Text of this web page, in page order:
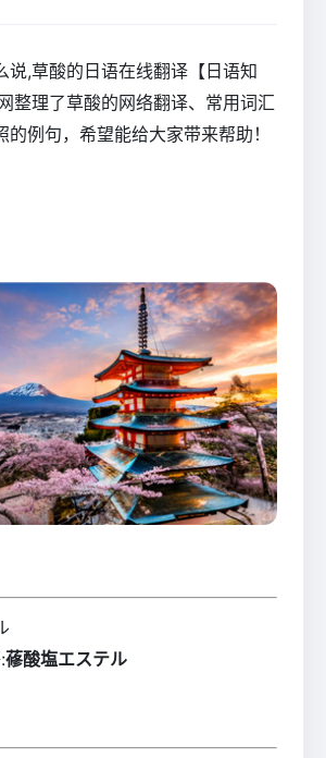
说,草酸的日语在线翻译【日语知
整理了草酸的网络翻译、常用词汇
的例句，希望能给大家带来帮助！
蓚酸塩エステル